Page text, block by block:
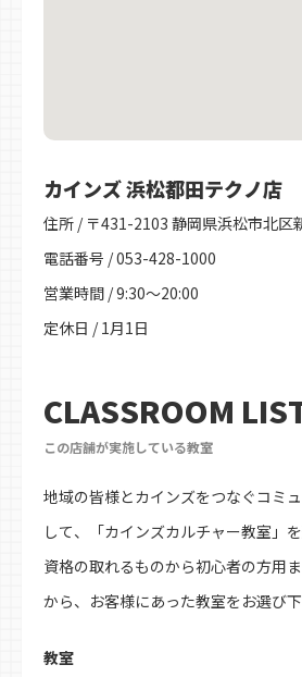
カインズ 浜松都田テクノ店
住所 / 〒431-2103 静岡県浜松市北区
電話番号 / 053-428-1000
営業時間 / 9:30～20:00
定休日 / 1月1日
CLASSROOM
この店舗が実施している教室
地域の皆様とカインズをつなぐコミ
して、「カインズカルチャー教室」
資格の取れるものから初心者の方用
から、お客様にあった教室をお選び下
教室